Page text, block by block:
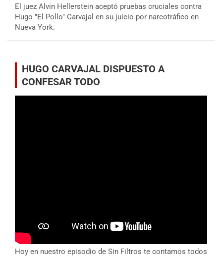
El juez Alvin Hellerstein aceptó pruebas cruciales contra
Hugo "El Pollo" Carvajal en su juicio por narcotráfico en
Nueva York.
HUGO CARVAJAL DISPUESTO A
CONFESAR TODO
Hoy en nuestro episodio de Sin Filtros te contamos todos